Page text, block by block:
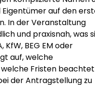
auf den
In der Veranstaltung
und praxisnah, was
BEG EM oder
auf, welche
Fristen beachtet
der Antragstellung zu